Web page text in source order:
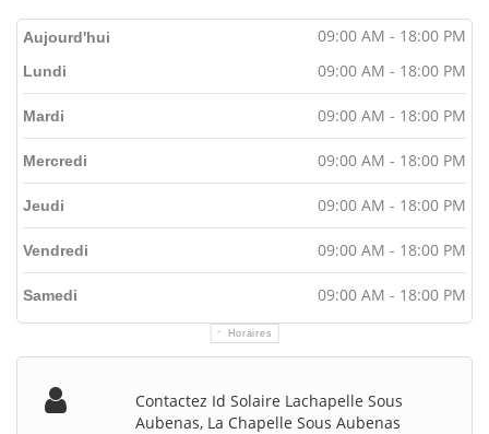
Aujourd'hui 09:00 AM - 18:00 PM
Horaires
Lundi 09:00 AM - 18:00 PM
Mardi 09:00 AM - 18:00 PM
Mercredi 09:00 AM - 18:00 PM
Jeudi 09:00 AM - 18:00 PM
Vendredi 09:00 AM - 18:00 PM
Samedi 09:00 AM - 18:00 PM
Contactez Id Solaire Lachapelle Sous
Aubenas, La Chapelle Sous Aubenas